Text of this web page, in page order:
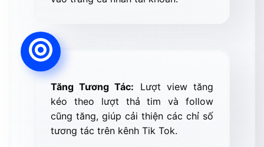
Tăng Tương Tác: Lượt view tăng
kéo theo lượt thả tim và follow
cũng tăng, giúp cải thiện các chỉ số
tương tác trên kênh Tik Tok.